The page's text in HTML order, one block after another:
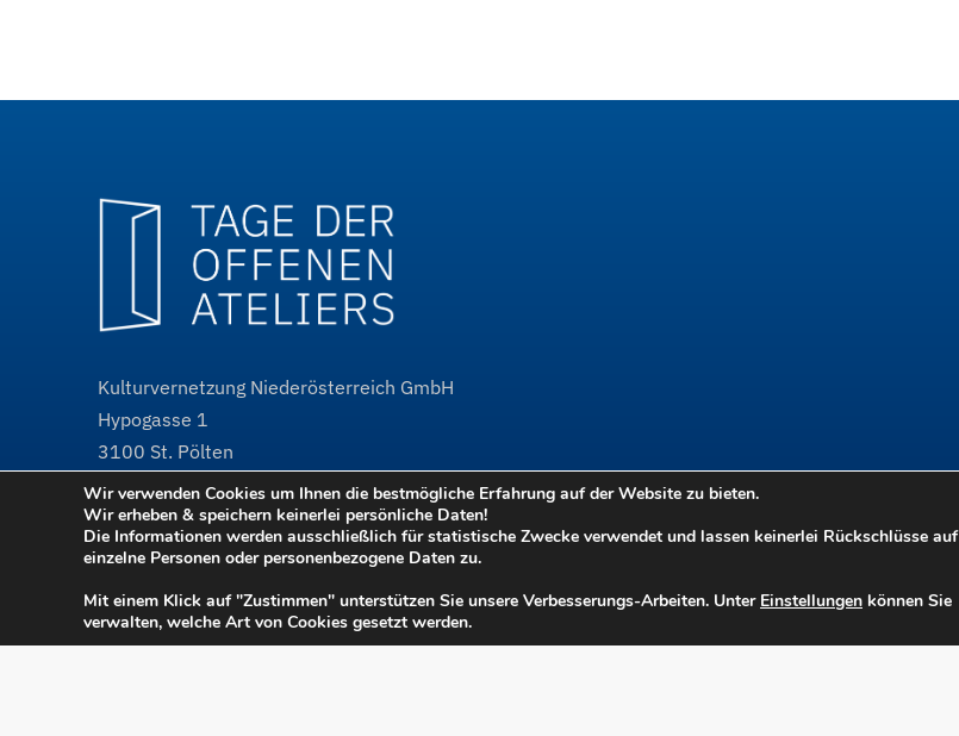
Kulturvernetzung Niederösterreich GmbH
Hypogasse 1
3100 St. Pölten
@ tdoa@kulturvernetzung.at
w³www.kulturvernetzung.at
w³www.tdoa.atProjektauftritt
Wir verwenden Cookies um Ihnen die bestmögliche Erfahrung auf der Website zu bieten.
Wir erheben & speichern keinerlei persönliche Daten!
Die Informationen werden ausschließlich für statistische Zwecke verwendet und lassen keinerlei Rückschlüsse auf
einzelne Personen oder personenbezogene Daten zu.
Mit einem Klick auf "Zustimmen" unterstützen Sie unsere Verbesserungs-Arbeiten. Unter Einstellungen können Sie
verwalten, welche Art von Cookies gesetzt werden.